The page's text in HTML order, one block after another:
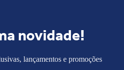
novidade!
lançamentos e promoções